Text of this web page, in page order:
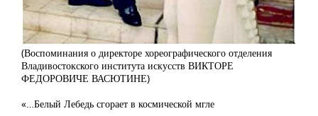
(Воспоминания о директоре хореографического отделения
Владивостокского института искусств ВИКТОРЕ
ФЕДОРОВИЧЕ ВАСЮТИНЕ)
«…Белый Лебедь сгорает в космической мгле